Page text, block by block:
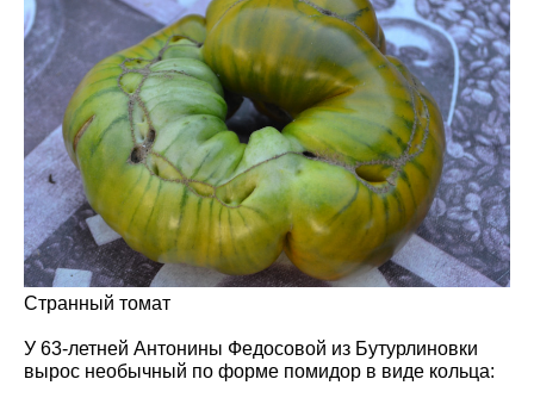
Странный томат
У 63-летней Антонины Федосовой из Бутурлиновки
вырос необычный по форме помидор в виде кольца: